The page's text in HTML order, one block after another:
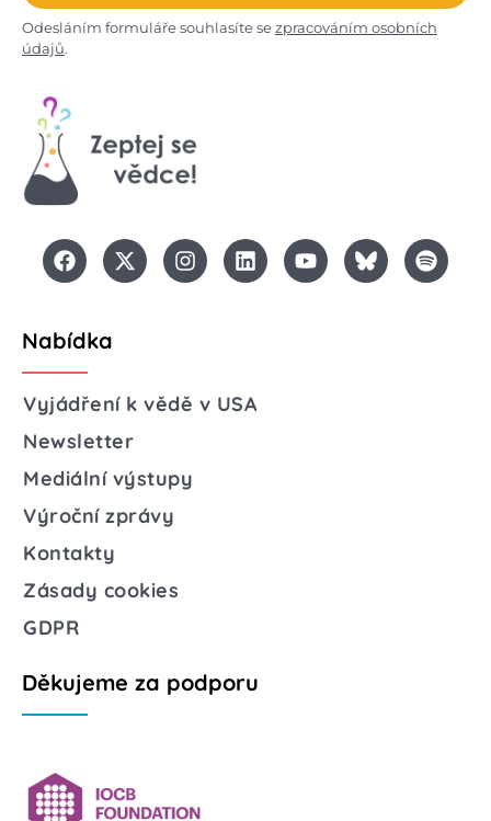
Odesláním formuláře souhlasíte sezpracováním osobních
údajů.
Nabídka
Vyjádření k vědě v USA
Newsletter
Mediální výstupy
Výroční zprávy
Kontakty
Zásady cookies
GDPR
Děkujeme za podporu